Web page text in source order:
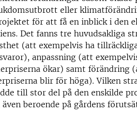
eller
för att få en inblick i den
Det fanns tre huvudsakliga
(att exempelvis ha
anpassning (att
ökar) samt förändring
blir för höga). Vilken
till stor del på den enskilde
beroende på gårdens